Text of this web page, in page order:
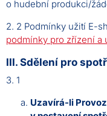
o hudební produkci/
2. 2 Podmínky užití E-
podmínky pro zřízení a
III. Sdělení pro
3. 1
Uzavírá-li